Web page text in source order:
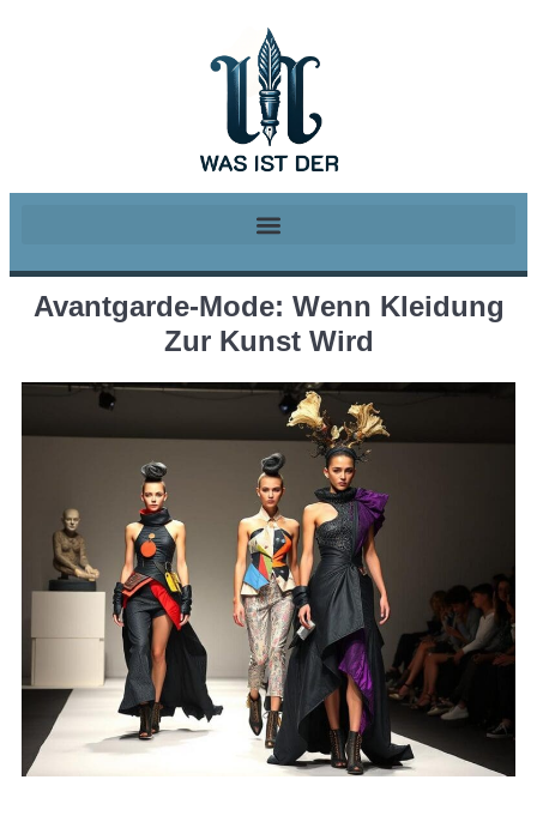
Avantgarde-Mode: Wenn Kleidung
Zur Kunst Wird